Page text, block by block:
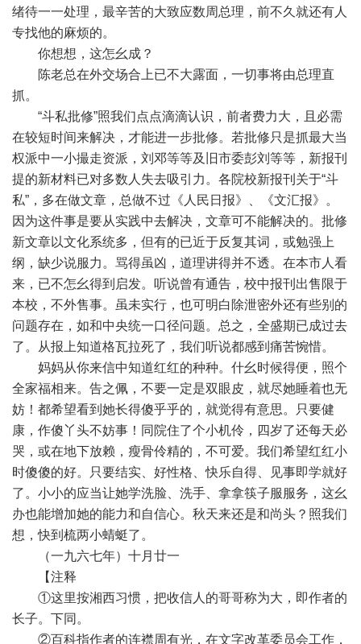
绪待一一处理，最辛苦的大致应数周总理，前不久就还有人
专找他的麻烦的。
你想想，这怎幺成？
陈老总在外交场合上已不大露面，一切事将由总理直
抓。
“斗私批修”照我们点点滴滴认识，前者费力大，且必需
在较短时间来解决，才能进一步批修。若批修只是抓最大当
权派中一小撮走资派，刘邓等等及旧市委彭刘等等，新报刊
提的新材料已对多数人失去吸引力。各院校新报刊关于“斗
私”，多在做文章，总做不过《人民日报》、《文汇报》。
因为这件事是要从实践中去解决，文章可不能解决的。批修
新文章以文化系统多，但有的已近于反复其词，或勉强上
纲，缺少说服力。骂得虽凶，道理讲得并不透。在本市人看
来，已不怎幺得到启发。听说曾有通告，校中报刊出售限于
本校，不外售事。虽未实行，也可明白除泄密外还有些别的
问题存在，如和中央统一口径问题。总之，全盛期已成过去
了。从报上知道格瓦拉死了，我们听说都感到痛苦惋惜。
妈妈从你来信中知道红红的种种。什幺时候得便，照个
全家福相来。告之佩，不要一定是双眼皮，就尽她睡着也无
妨！都希望看到她长得傻乎乎的，就觉得有意思。只要健
康，作傻丫头不妨事！同院住了个小机伶，四岁了还每天必
哭，或在地下放赖，瘦骨伶精的，不可爱。我们希望红红小
时傻傻的好。只要结实、好性格、快乐自得、见事即学就好
了。小小的应当让她学洗脸、洗手、拿拿筷子服服务，这幺
办也能增加她的能力和自信心。秋天来还是和尚头？照我们
想，快到梳两小蜻蜓了。
（一九六七年）十月廿一
【注释
①这里按湘西习惯，把收信人的哥哥称为大，即作者的
长子。下同。
②百科指作者的连襟周有光，在文字改革委员会工作，